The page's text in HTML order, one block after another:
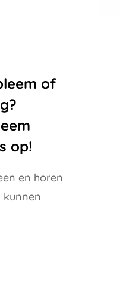
of
op!
en horen